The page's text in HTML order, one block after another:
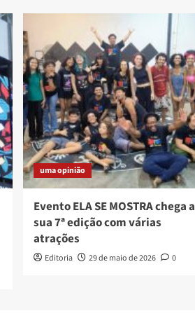
uma opinião
Evento ELA SE MOSTRA chega a
sua 7ª edição com várias
atrações
Editoria 29 de maio de 2026 0